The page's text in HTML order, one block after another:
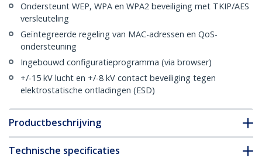
Ondersteunt WEP, WPA en WPA2 beveiliging met TKIP/AES
versleuteling
Geïntegreerde regeling van MAC-adressen en QoS-
ondersteuning
Ingebouwd configuratieprogramma (via browser)
+/-15 kV lucht en +/-8 kV contact beveiliging tegen
elektrostatische ontladingen (ESD)
Productbeschrijving
Technische specificaties